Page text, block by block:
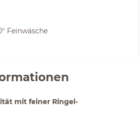
Feinwäsche
mit feiner Ringel-